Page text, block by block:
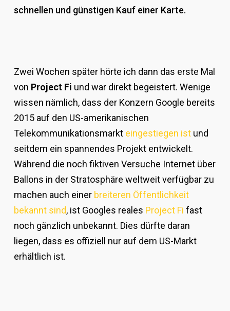
schnellen und günstigen Kauf einer Karte.
Zwei Wochen später hörte ich dann das erste Mal
von Project Fi und war direkt begeistert. Wenige
wissen nämlich, dass der Konzern Google bereits
2015 auf den US-amerikanischen
Telekommunikationsmarkt eingestiegen ist und
seitdem ein spannendes Projekt entwickelt.
Während die noch fiktiven Versuche Internet über
Ballons in der Stratosphäre weltweit verfügbar zu
machen auch einer breiteren Öffentlichkeit
bekannt sind, ist Googles reales Project Fi fast
noch gänzlich unbekannt. Dies dürfte daran
liegen, dass es offiziell nur auf dem US-Markt
erhältlich ist.